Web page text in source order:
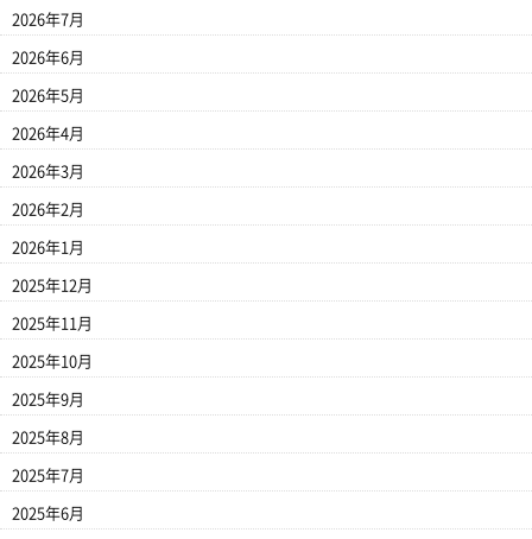
2026年7月
2026年6月
2026年5月
2026年4月
2026年3月
2026年2月
2026年1月
2025年12月
2025年11月
2025年10月
2025年9月
2025年8月
2025年7月
2025年6月